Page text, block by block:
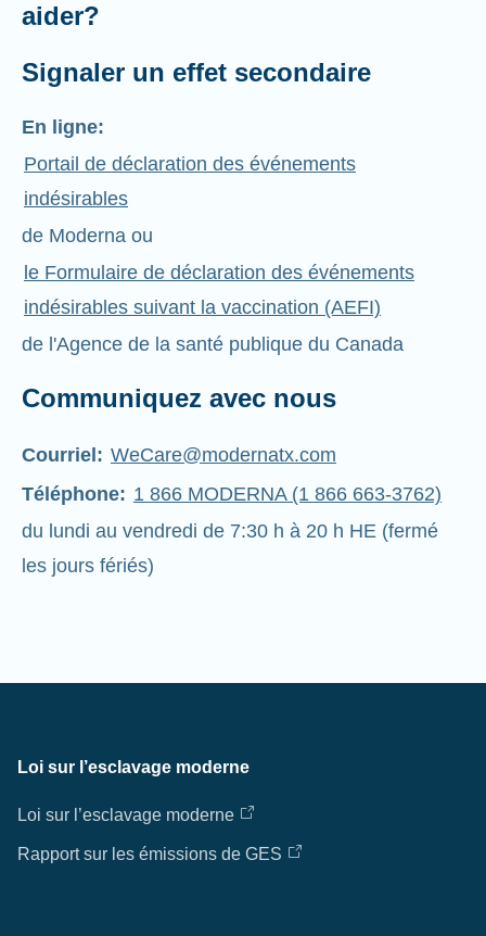
aider?
Signaler un effet secondaire
En ligne:
Portail de déclaration des événements
indésirables
de Moderna ou
le Formulaire de déclaration des événements
indésirables suivant la vaccination (AEFI)
de l'Agence de la santé publique du Canada
Communiquez avec nous
Courriel: WeCare@modernatx.com
Téléphone: 1 866 MODERNA (1 866 663-3762)
du lundi au vendredi de 7:30 h à 20 h HE (fermé
les jours fériés)
Loi sur l’esclavage moderne
Loi sur l’esclavage moderne
Rapport sur les émissions de GES